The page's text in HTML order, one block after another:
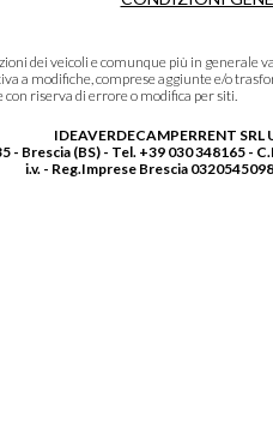
dei veicoli e comunque più in generale
a modifiche, comprese aggiunte e/o
riserva di errore o modifica per siti.
IDEAVERDECAMPERRENT SRL
- Brescia (BS) - Tel. +39 030 348165 -
i.v. - Reg.Imprese Brescia